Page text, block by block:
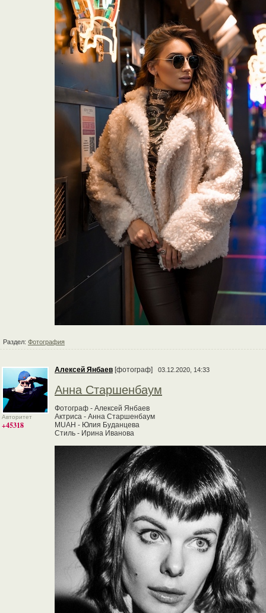
Раздел: Фотография
Авторитет
+45318
Алексей Янбаев [фотограф] 03.12.2020, 14:33
Анна Старшенбаум
Фотограф - Алексей Янбаев
Актриса - Анна Старшенбаум
MUAH - Юлия Буданцева
Стиль - Ирина Иванова